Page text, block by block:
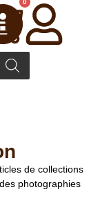
0
de collections
photographies